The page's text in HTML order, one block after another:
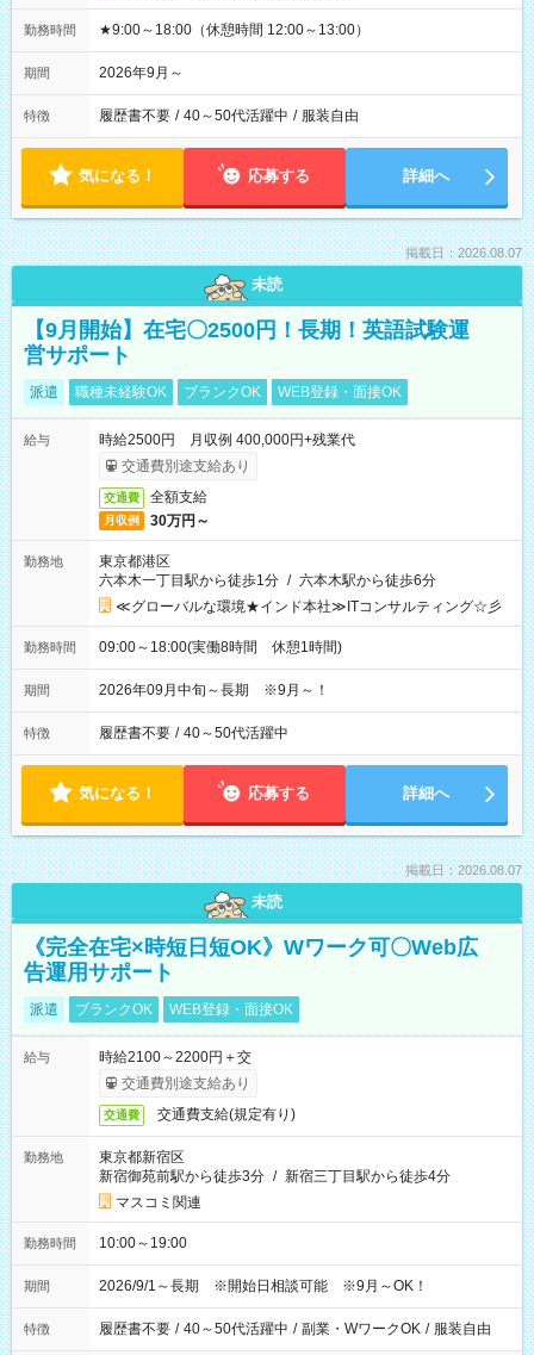
勤務時間 ★9:00～18:00（休憩時間 12:00～13:00）
期間 2026年9月～
特徴 履歴書不要 / 40～50代活躍中 / 服装自由
気になる！ 応募する 詳細へ
掲載日：2026.08.07
未読
【9月開始】在宅〇2500円！長期！英語試験運
営サポート
派遣 職種未経験OK ブランクOK WEB登録・面接OK
給与
時給2500円 月収例 400,000円+残業代
交通費別途支給あり
交通費 全額支給
月収例 30万円～
勤務地
東京都港区
六本木一丁目駅から徒歩1分 / 六本木駅から徒歩6分
≪グローバルな環境★インド本社≫ITコンサルティング☆彡
勤務時間 09:00～18:00(実働8時間 休憩1時間)
期間 2026年09月中旬～長期 ※9月～！
特徴 履歴書不要 / 40～50代活躍中
気になる！ 応募する 詳細へ
掲載日：2026.08.07
未読
《完全在宅×時短日短OK》Wワーク可〇Web広
告運用サポート
派遣 ブランクOK WEB登録・面接OK
給与
時給2100～2200円＋交
交通費別途支給あり
交通費 交通費支給(規定有り)
勤務地
東京都新宿区
新宿御苑前駅から徒歩3分 / 新宿三丁目駅から徒歩4分
マスコミ関連
勤務時間 10:00～19:00
期間 2026/9/1～長期 ※開始日相談可能 ※9月～OK！
特徴 履歴書不要 / 40～50代活躍中 / 副業・WワークOK / 服装自由